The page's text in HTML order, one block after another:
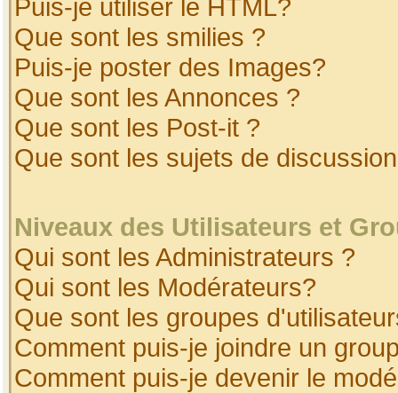
Puis-je utiliser le HTML?
Que sont les smilies ?
Puis-je poster des Images?
Que sont les Annonces ?
Que sont les Post-it ?
Que sont les sujets de
Niveaux des Utilisateurs et
Qui sont les Administrateurs ?
Qui sont les Modérateurs?
Que sont les groupes
Comment puis-je joindre un
Comment puis-je devenir le